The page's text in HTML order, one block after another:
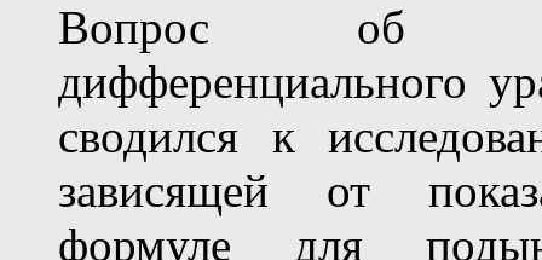
Вопрос об
дифференциального
сводился к
зависящей от
формуле для